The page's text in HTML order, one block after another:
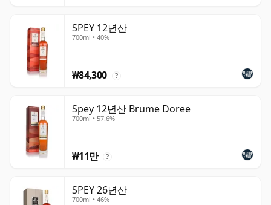
SPEY 12년산
700ml • 40%
₩84,300 ?
Spey 12년산 Brume Doree
700ml • 57.6%
₩11만 ?
SPEY 26년산
700ml • 46%